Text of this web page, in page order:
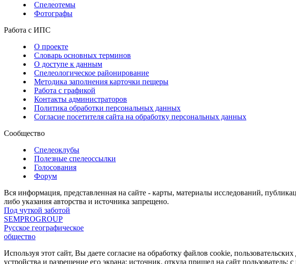
Спелеотемы
Фотографы
Работа с ИПС
О проекте
Словарь основных терминов
О доступе к данным
Спелеологическое районирование
Методика заполнения карточки пещеры
Работа с графикой
Контакты администраторов
Политика обработки персональных данных
Согласие посетителя сайта на обработку персональных данных
Сообщество
Спелеоклубы
Полезные спелеоссылки
Голосования
Форум
Вся информация, представленная на сайте - карты, материалы исследований,
либо указания авторства и источника запрещено.
Под чуткой заботой
SEMPROGROUP
Русское географическое
общество
Используя этот сайт, Вы даете согласие на обработку файлов cookie,
устройства и разрешение его экрана; источник, откуда пришел на сайт